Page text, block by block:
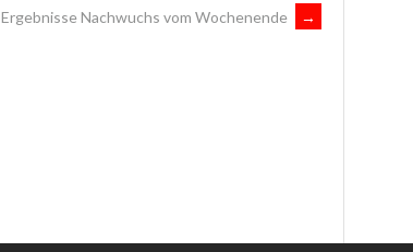
Ergebnisse Nachwuchs vom Wochenende →